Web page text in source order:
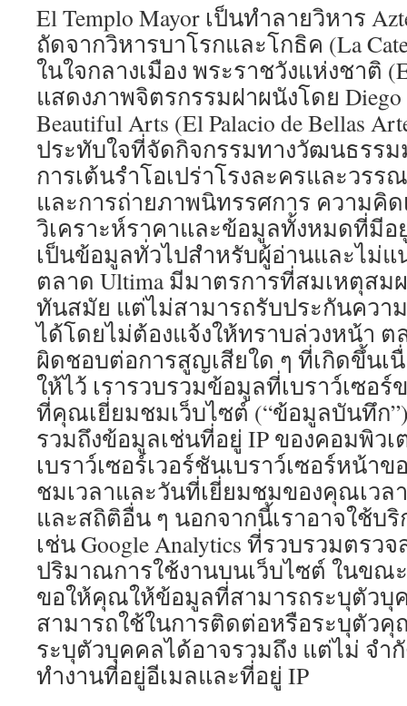
El Templo Mayor เป็นทำลายวิหาร
ถัดจากวิหารบาโรกและโกธิค (La
ในใจกลางเมือง พระราชวังแห่งชาติ
แสดงภาพจิตรกรรมฝาผนังโดย Diego
Beautiful Arts (El Palacio de Bellas
ประทับใจที่จัดกิจกรรมทางวัฒนธรร
การเต้นรำโอเปร่าโรงละครและวร
และการถ่ายภาพนิทรรศการ ความคิ
วิเคราะห์ราคาและข้อมูลทั้งหมดที่มีอ
เป็นข้อมูลทั่วไปสำหรับผู้อ่านและไม่
ตลาด Ultima มีมาตรการที่สมเหตุสม
ทันสมัย ​​แต่ไม่สามารถรับประกันควา
ได้โดยไม่ต้องแจ้งให้ทราบล่วงหน้า ต
ผิดชอบต่อการสูญเสียใด ๆ ที่เกิดขึ้นเ
ให้ไว้ เรารวบรวมข้อมูลที่เบราว์เซอ
ที่คุณเยี่ยมชมเว็บไซต์ (“ข้อมูลบันทึก
รวมถึงข้อมูลเช่นที่อยู่ IP ของคอมพิวเ
เบราว์เซอร์เวอร์ชันเบราว์เซอร์หน้า
ชมเวลาและวันที่เยี่ยมชมของคุณเวล
และสถิติอื่น ๆ นอกจากนี้เราอาจใช้บ
เช่น Google Analytics ที่รวบรวมตรว
ปริมาณการใช้งานบนเว็บไซต์ ในขณ
ขอให้คุณให้ข้อมูลที่สามารถระบุตัวบุ
สามารถใช้ในการติดต่อหรือระบุตัว
ระบุตัวบุคคลได้อาจรวมถึง แต่ไม่ จำ
ทำงานที่อยู่อีเมลและที่อยู่ IP